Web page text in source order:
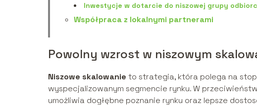
Inwestycje w dotarcie do niszowej grupy
Współpraca z lokalnymi partnerami
Powolny wzrost w niszowym
Niszowe skalowanie to strategia, która polega na
wyspecjalizowanym segmencie rynku. W
umożliwia dogłębne poznanie rynku oraz lepsze